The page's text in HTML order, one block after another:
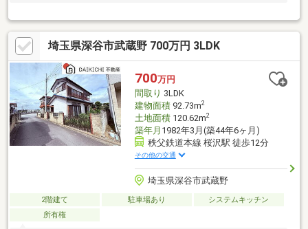
埼玉県深谷市武蔵野 700万円 3LDK
700万円
間取り 3LDK
建物面積92.73m2
土地面積120.62m2
築年月 1982年3月(築44年6ヶ月)
秩父鉄道本線 桜沢駅 徒歩12分
その他の交通
埼玉県深谷市武蔵野
2階建て 駐車場あり
システムキッチン
所有権